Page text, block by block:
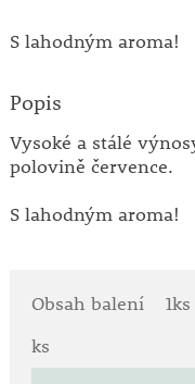
S lahodným aroma!
Popis
Vysoké a stálé
polovině července.
S lahodným aroma!
Obsah balení
1ks
ks